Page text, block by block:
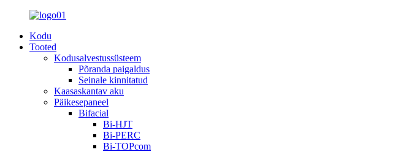
Kodu
Tooted
Kodusalvestussüsteem
Põranda paigaldus
Seinale kinnitatud
Kaasaskantav aku
Päikesepaneel
Bifacial
Bi-HJT
Bi-PERC
Bi-TOPcom